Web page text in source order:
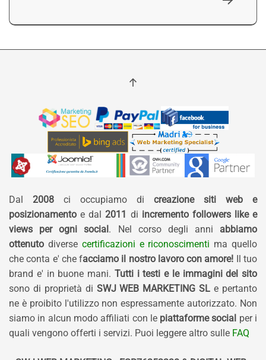
Dal 2008 ci occupiamo di creazione siti web e
posizionamento e dal 2011 di incremento followers like e
views per ogni social. Nel corso degli anni abbiamo
ottenuto diverse certificazioni e riconoscimenti ma quello
che conta e' che facciamo il nostro lavoro con amore! Il tuo
brand e' in buone mani. Tutti i testi e le immagini del sito
sono di proprietà di SWJ WEB MARKETING SL e pertanto
ne è proibito l'utilizzo non espressamente autorizzato. Non
siamo in alcun modo affiliati con le piattaforme social per i
quali vengono offerti i servizi. Puoi leggere altro sulle FAQ